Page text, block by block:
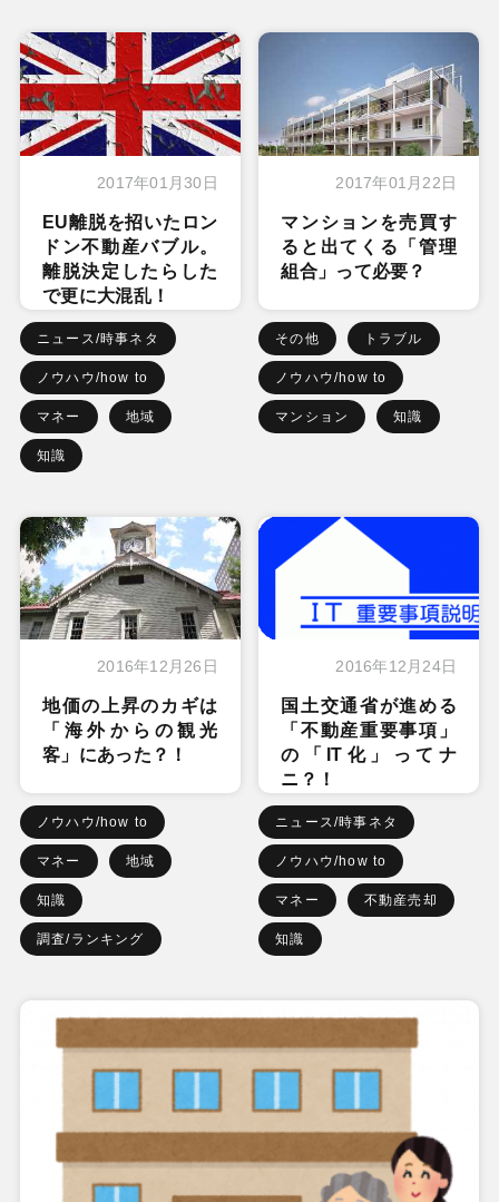
2017年01月30日
EU離脱を招いたロン
ドン不動産バブル。
離脱決定したらした
で更に大混乱！
ニュース/時事ネタ
ノウハウ/how to
マネー 地域
知識
2017年01月22日
マンションを売買す
ると出てくる「管理
組合」って必要？
その他 トラブル
ノウハウ/how to
マンション 知識
2016年12月26日
地価の上昇のカギは
「海外からの観光
客」にあった？！
ノウハウ/how to
マネー 地域
知識
調査/ランキング
2016年12月24日
国土交通省が進める
「不動産重要事項」
の「IT化」ってナ
ニ？！
ニュース/時事ネタ
ノウハウ/how to
マネー 不動産売却
知識